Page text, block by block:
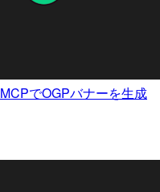
でOGPバナーを生成